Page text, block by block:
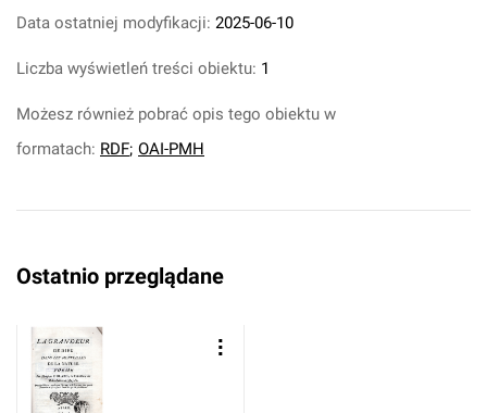
Data ostatniej modyfikacji: 2025-06-10
Liczba wyświetleń treści obiektu: 1
Możesz również pobrać opis tego obiektu w
formatach: RDF; OAI-PMH
Ostatnio przeglądane